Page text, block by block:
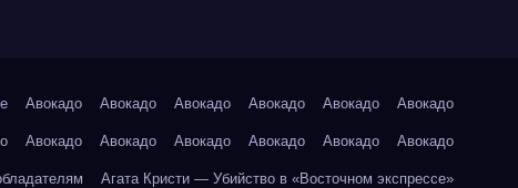
Авокадо Авокадо Авокадо Авокадо Авокадо Авокадо
Авокадо Авокадо Авокадо Авокадо Авокадо Авокадо
Агата Кристи — Убийство в «Восточном экспрессе»